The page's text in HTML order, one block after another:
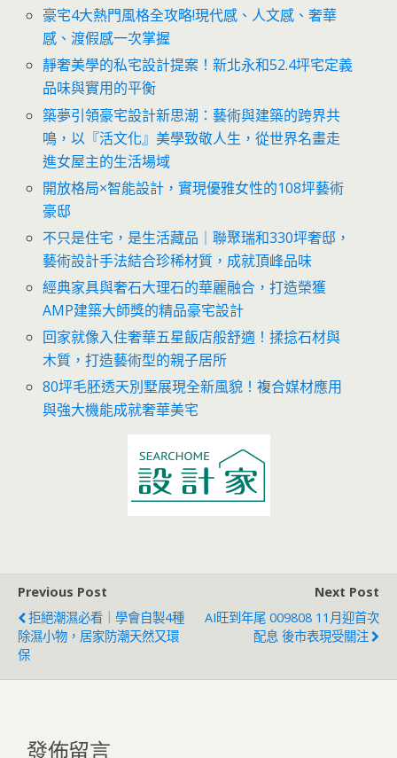
豪宅4大熱門風格全攻略!現代感、人文感、奢華
感、渡假感一次掌握
靜奢美學的私宅設計提案！新北永和52.4坪宅定義
品味與實用的平衡
築夢引領豪宅設計新思潮：藝術與建築的跨界共
鳴，以『活文化』美學致敬人生，從世界名畫走
進女屋主的生活場域
開放格局×智能設計，實現優雅女性的108坪藝術
豪邸
不只是住宅，是生活藏品｜聯聚瑞和330坪奢邸，
藝術設計手法結合珍稀材質，成就頂峰品味
經典家具與奢石大理石的華麗融合，打造榮獲
AMP建築大師獎的精品豪宅設計
回家就像入住奢華五星飯店般舒適！揉捻石材與
木質，打造藝術型的親子居所
80坪毛胚透天別墅展現全新風貌！複合媒材應用
與強大機能成就奢華美宅
Previous Post
拒絕潮濕必看｜學會自製4種
除濕小物，居家防潮天然又環
保
Next Post
AI旺到年尾 009808 11月迎首次
配息 後市表現受關注
發佈留言